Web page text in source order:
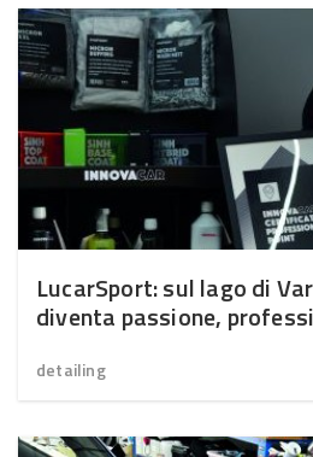
LucarSport: sul lago di
diventa passione,
detailing